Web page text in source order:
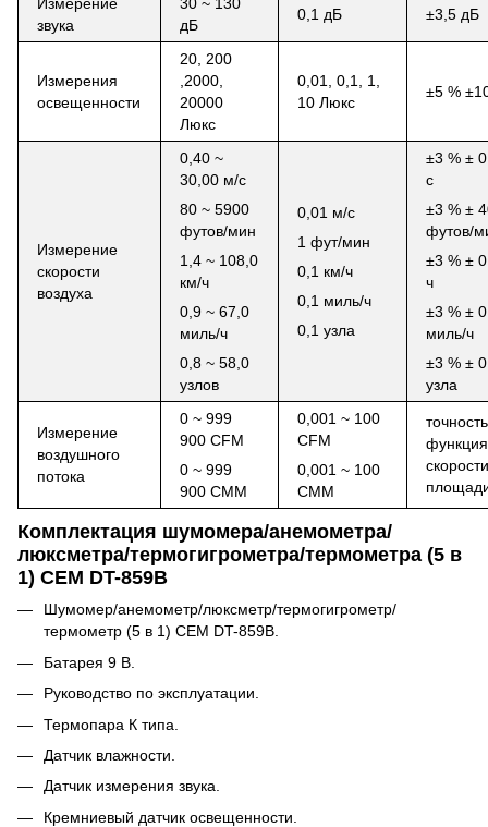
звука
дБ
0,1 дБ ±3,5 дБ
Измерения
освещенности
20, 200
,2000,
20000
Люкс
0,01, 0,1, 1,
10 Люкс
±5 %
Измерение
скорости
воздуха
0,40 ~
30,00 м/с
80 ~ 5900
футов/мин
1,4 ~ 108,0
км/ч
0,9 ~ 67,0
миль/ч
0,8 ~ 58,0
узлов
0,01 м/с
1 фут/мин
0,1 км/ч
0,1 миль/ч
0,1 узла
±3 % ±
с
±3 % ±
футов/
±3 % ±
ч
±3 % ±
миль/ч
±3 % ±
узла
Измерение
воздушного
потока
0 ~ 999
900 CFM
0 ~ 999
900 CMM
0,001 ~ 100
CFM
0,001 ~ 100
CMM
функция
Комплектация шумомера/анемометра/
люксметра/термогигрометра/термометра (5 в
1) CEM DT-859B
Шумомер/анемометр/люксметр/термогигрометр/
термометр (5 в 1) CEM DT-859B.
Батарея 9 В.
Руководство по эксплуатации.
Термопара К типа.
Датчик влажности.
Датчик измерения звука.
Кремниевый датчик освещенности.